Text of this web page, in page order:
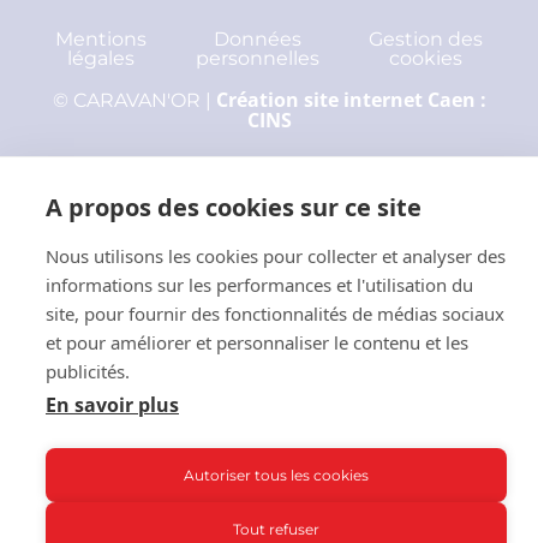
Mentions
légales
Données
personnelles
Gestion des
cookies
© CARAVAN'OR | Création site internet Caen :
CINS
A propos des cookies sur ce site
Nous utilisons les cookies pour collecter et analyser des
informations sur les performances et l'utilisation du
site, pour fournir des fonctionnalités de médias sociaux
et pour améliorer et personnaliser le contenu et les
publicités.
En savoir plus
Autoriser tous les cookies
Tout refuser